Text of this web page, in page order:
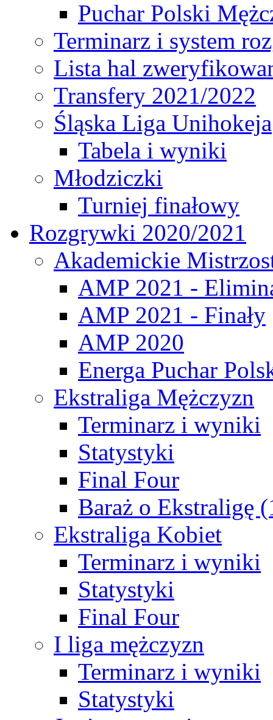
Puchar Polski
Terminarz i system
Lista hal
Transfery 2021/2022
Śląska Liga Unihokeja
Tabela i wyniki
Młodziczki
Turniej finałowy
Rozgrywki 2020/2021
Akademickie
AMP 2021 -
AMP 2021 - Finały
AMP 2020
Energa Puchar
Ekstraliga Mężczyzn
Terminarz i wyniki
Statystyki
Final Four
Baraż o Ekstraligę
Ekstraliga Kobiet
Terminarz i wyniki
Statystyki
Final Four
I liga mężczyzn
Terminarz i wyniki
Statystyki